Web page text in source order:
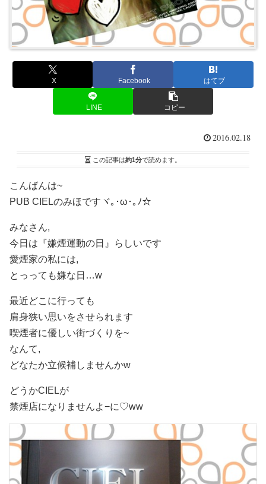
X Facebook はてブ
LINE コピー
2016.02.18
この記事は約1分で読めます。
こんばんは~
PUB CIELのみほですヾ｡･ω･｡ﾉ☆
みなさん,
今日は『嫌煙運動の日』らしいです
愛煙家の私には,
とっっても嫌な日…w
最近どこに行っても
肩身狭い思いをさせられます
喫煙者に優しい街づくりを~
なんて,
どなたか立候補しませんかw
どうかCIELが
禁煙店になりませんよ−に♡ww